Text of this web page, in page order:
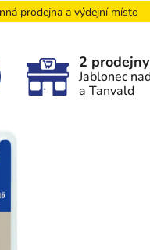
prodejna a výdejní místo
2
Jablonec
a Tanvald